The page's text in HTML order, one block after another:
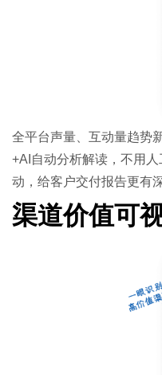
全平台声量、互动量趋势
+AI自动分析解读，不用
动，给客户交付报告更有
渠道价值可